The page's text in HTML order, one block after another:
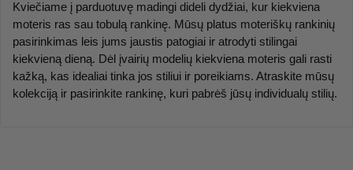
Kviečiame į parduotuvę madingi dideli dydžiai, kur kiekviena
moteris ras sau tobulą rankinę. Mūsų platus moteriškų rankinių
pasirinkimas leis jums jaustis patogiai ir atrodyti stilingai
kiekvieną dieną. Dėl įvairių modelių kiekviena moteris gali rasti
kažką, kas idealiai tinka jos stiliui ir poreikiams. Atraskite mūsų
kolekciją ir pasirinkite rankinę, kuri pabrėš jūsų individualų stilių.